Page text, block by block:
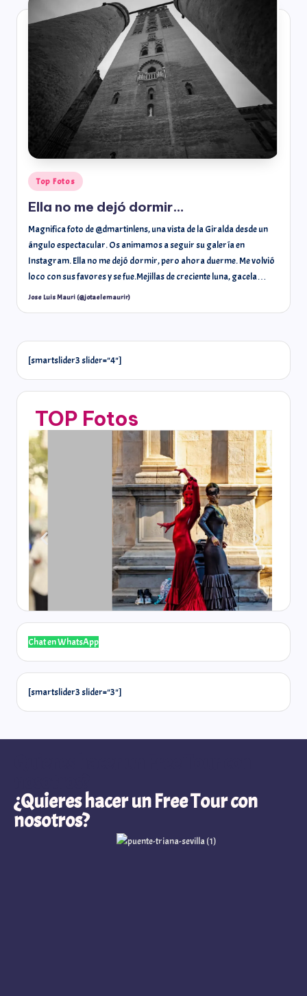
Top Fotos
Ella no me dejó dormir…
Magnifica foto de @dmartinlens, una vista de la Giralda desde un
ángulo espectacular. Os animamos a seguir su galería en
Instagram. Ella no me dejó dormir, pero ahora duerme. Me volvió
loco con sus favores y se fue.Mejillas de creciente luna, gacela…
Jose Luis Mauri (@jotaelemaurir)
[smartslider3 slider="4"]
TOP Fotos
Chat en WhatsApp
[smartslider3 slider="3"]
¿Quieres hacer un Free Tour con
nosotros?